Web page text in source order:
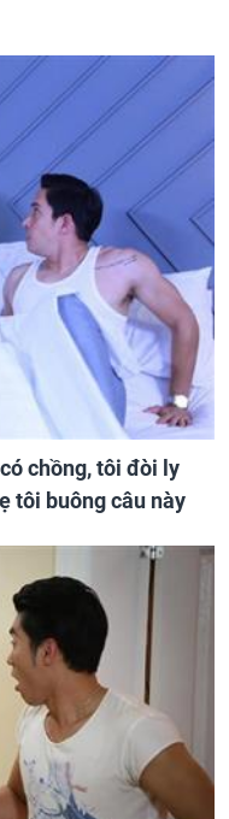
chồng, tôi đòi ly
tôi buông câu này